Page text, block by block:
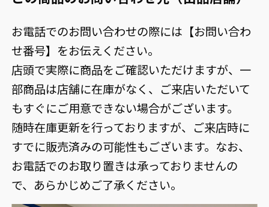
お電話でのお問い合わせの際には【お問い合わ
せ番号】をお伝えください。
店頭で実際に商品をご確認いただけますが、一
部商品は店舗に在庫がなく、ご来店いただいて
もすぐにご用意できない場合がございます。
随時在庫更新を行っておりますが、ご来店時に
すでに販売済みの可能性もございます。なお、
お電話でのお取り置きは承っておりませんの
で、あらかじめご了承ください。